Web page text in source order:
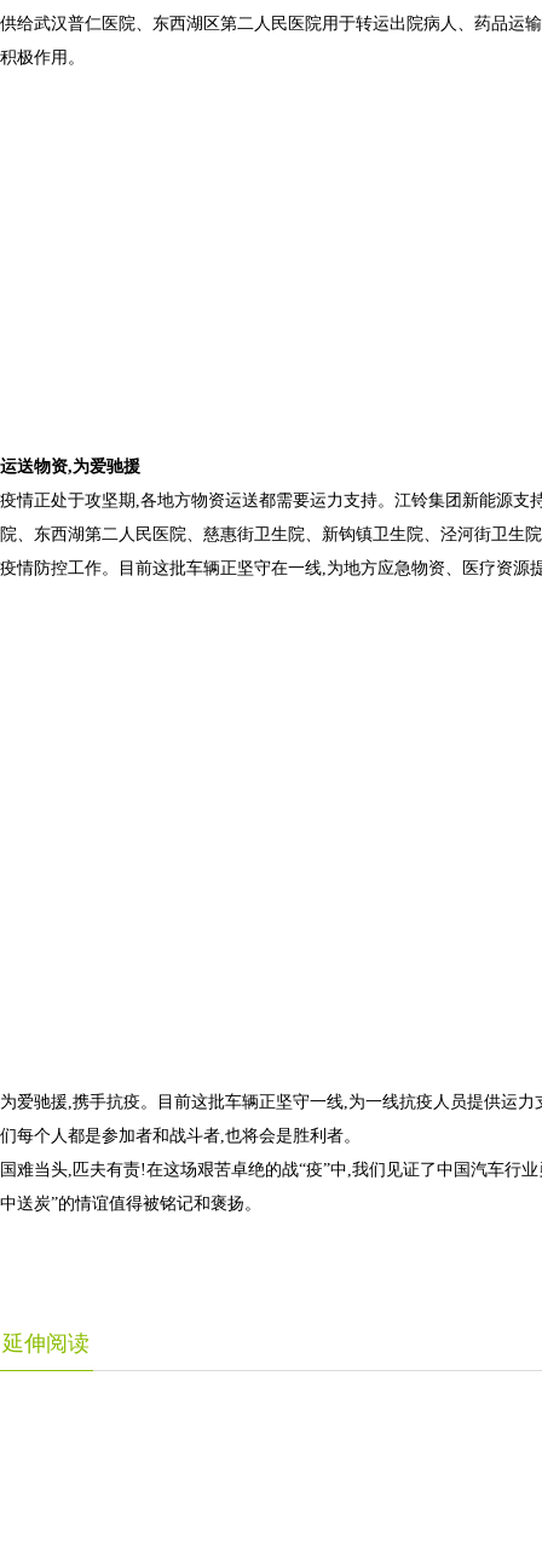
供给武汉普仁医院、东西湖区第二人民医院用于转运出院病人、药品运
积极作用。
运送物资,为爱驰援
疫情正处于攻坚期,各地方物资运送都需要运力支持。江铃集团新能源支
院、东西湖第二人民医院、慈惠街卫生院、新钩镇卫生院、泾河街卫生
疫情防控工作。目前这批车辆正坚守在一线,为地方应急物资、医疗资源
为爱驰援,携手抗疫。目前这批车辆正坚守一线,为一线抗疫人员提供运力
们每个人都是参加者和战斗者,也将会是胜利者。
国难当头,匹夫有责!在这场艰苦卓绝的战“疫”中,我们见证了中国汽车行
中送炭”的情谊值得被铭记和褒扬。
延伸阅读